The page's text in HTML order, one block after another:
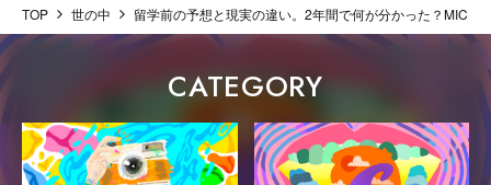
TOP 世の中 留学前の予想と現実の違い。2年間で何が分かった？
CATEGORY